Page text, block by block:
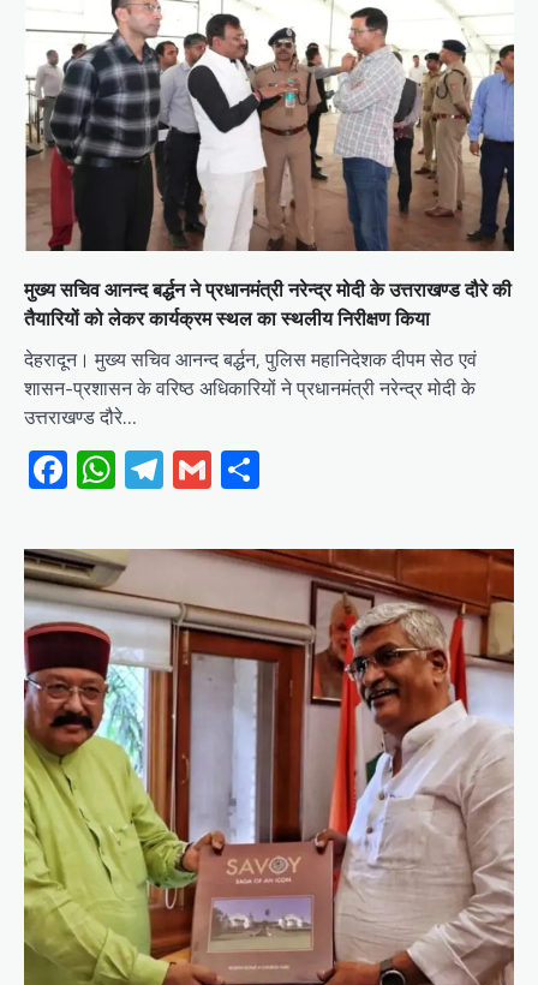
मुख्य सचिव आनन्द बर्द्धन ने प्रधानमंत्री नरेन्द्र मोदी के उत्तराखण्ड दौरे की
तैयारियों को लेकर कार्यक्रम स्थल का स्थलीय निरीक्षण किया
देहरादून। मुख्य सचिव आनन्द बर्द्धन, पुलिस महानिदेशक दीपम सेठ एवं
शासन-प्रशासन के वरिष्ठ अधिकारियों ने प्रधानमंत्री नरेन्द्र मोदी के
उत्तराखण्ड दौरे…
Facebook
WhatsApp
Telegram
Gmail